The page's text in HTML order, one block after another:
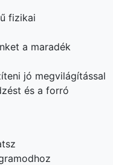
fizikai
a maradék
jó megvilágítással
és a forró